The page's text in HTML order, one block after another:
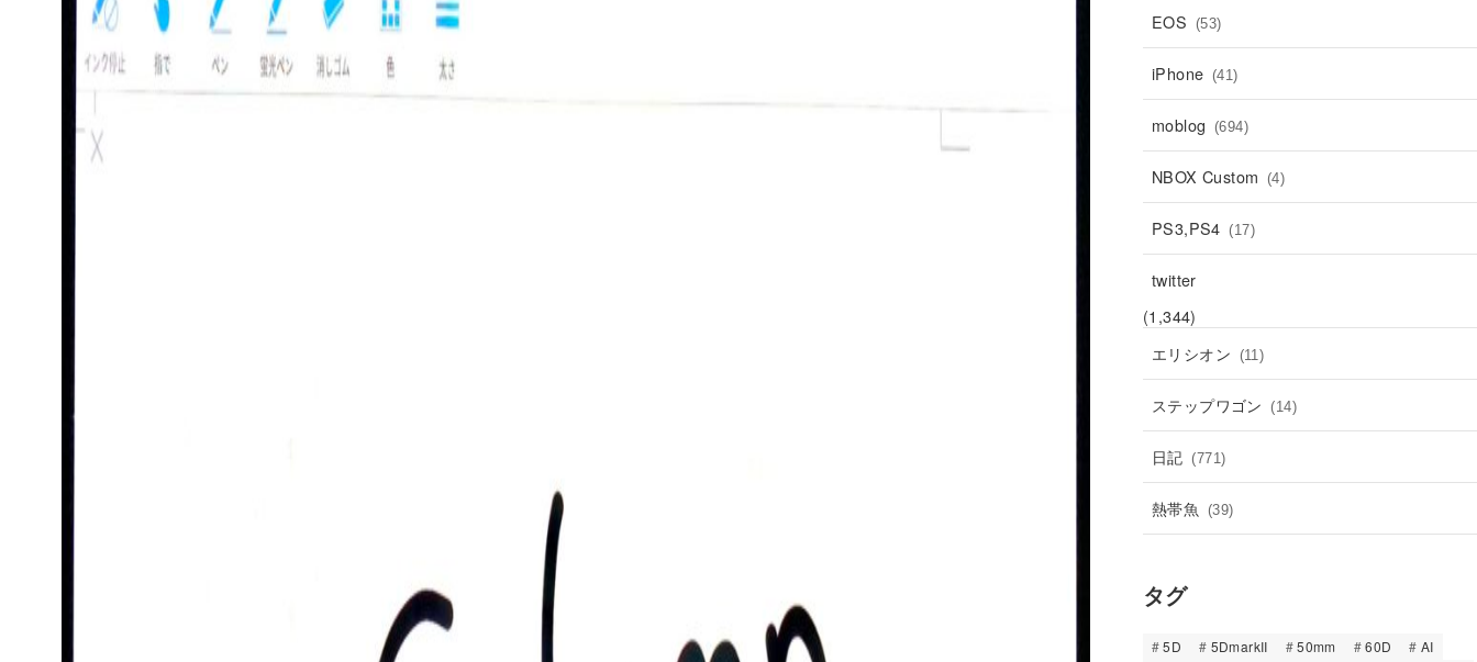
EOS (53)
iPhone (41)
moblog (694)
NBOX Custom (4)
PS3,PS4 (17)
twitter
(1,344)
エリシオン (11)
ステップワゴン (14)
日記 (771)
熱帯魚 (39)
タグ
5D 5DmarkII 50mm 60D
AI